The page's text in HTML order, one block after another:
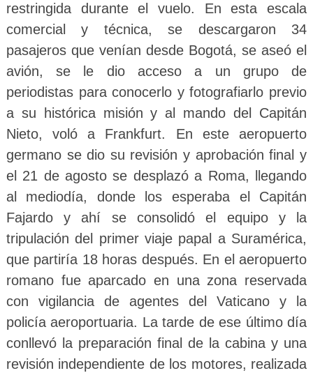
restringida durante el vuelo. En esta escala
comercial y técnica, se descargaron 34
pasajeros que venían desde Bogotá, se aseó el
avión, se le dio acceso a un grupo de
periodistas para conocerlo y fotografiarlo previo
a su histórica misión y al mando del Capitán
Nieto, voló a Frankfurt. En este aeropuerto
germano se dio su revisión y aprobación final y
el 21 de agosto se desplazó a Roma, llegando
al mediodía, donde los esperaba el Capitán
Fajardo y ahí se consolidó el equipo y la
tripulación del primer viaje papal a Suramérica,
que partiría 18 horas después. En el aeropuerto
romano fue aparcado en una zona reservada
con vigilancia de agentes del Vaticano y la
policía aeroportuaria. La tarde de ese último día
conllevó la preparación final de la cabina y una
revisión independiente de los motores, realizada